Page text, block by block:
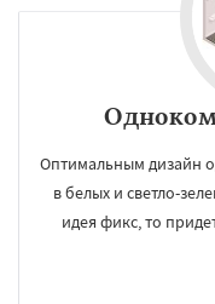
Оптимальным дизайн
в белых и светло-
идея фикс, то